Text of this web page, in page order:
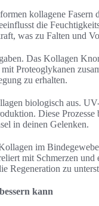
kollagene Fasern
die
was zu Falten und
Das Kollagen
Proteoglykanen
zu erhalten.
biologisch aus.
Diese Prozesse
in deinen Gelenken.
im
mit Schmerzen
Regeneration zu
kann